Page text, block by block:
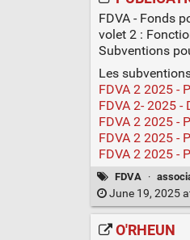
FDVA - Fonds
volet 2 :
Subventions
Les
FDVA 2 2025 -
FDVA 2- 2025 -
FDVA 2 2025 -
FDVA 2 2025 -
FDVA 2 2025 -
FDVA ·
June 19, 2025
O'RHEUN